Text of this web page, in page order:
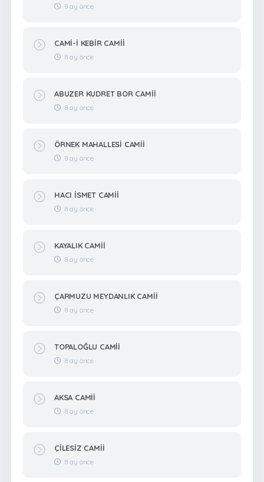
8 ay önce
CAMİ-İ KEBİR CAMİİ
8 ay önce
ABUZER KUDRET BOR CAMİİ
8 ay önce
ÖRNEK MAHALLESİ CAMİİ
8 ay önce
HACI İSMET CAMİİ
8 ay önce
KAYALIK CAMİİ
8 ay önce
ÇARMUZU MEYDANLIK CAMİİ
8 ay önce
TOPALOĞLU CAMİİ
8 ay önce
AKSA CAMİİ
8 ay önce
ÇİLESİZ CAMİİ
8 ay önce